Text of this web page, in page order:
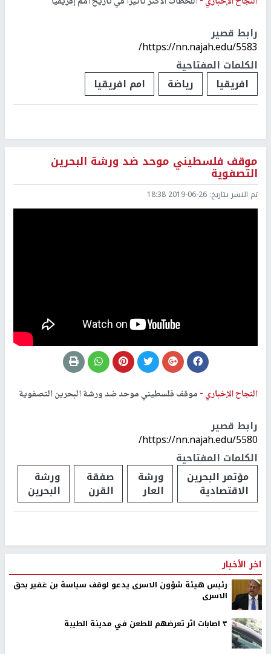
رابط قصير
https://nn.najah.edu/5583/
الكلمات المفتاحية
افريقيا
رياضة امم افريقيا
موقف فلسطيني موحد ضد ورشة البحرين
التصفوية
تم النشر بتاريخ: 2019-06-26 18:38
النجاح الإخباري -موقف فلسطيني موحد ضد ورشة البحرين التصفوية
رابط قصير
https://nn.najah.edu/5580/
الكلمات المفتاحية
مؤتمر البحرين
الاقتصادية
ورشة
العار
صفقة
القرن
ورشة
البحرين
اخر الأخبار
رئيس هيئة شؤون الاسرى يدعو لوقف سياسة بن غفير بحق
الاسرى
٣ اصابات اثر تعرضهم للطعن في مدينة الطيبة